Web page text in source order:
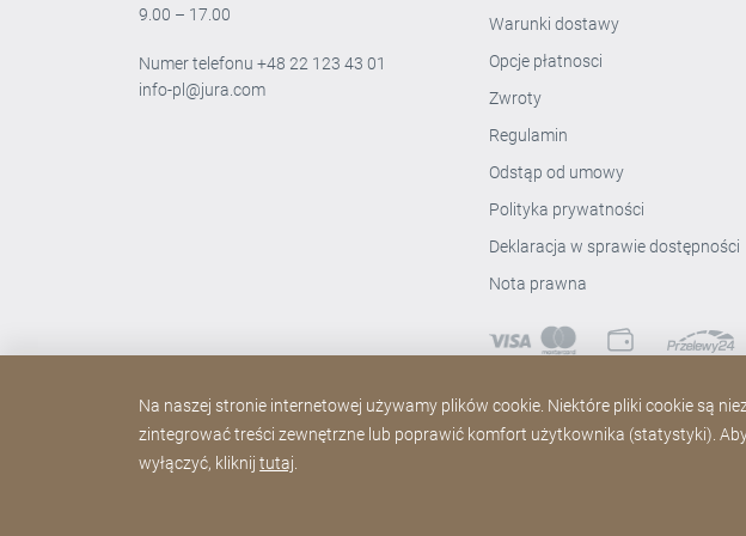
9.00 – 17.00
Numer telefonu+48 22 123 43 01
info-pl@jura.com
Warunki dostawy
Opcje płatnosci
Zwroty
Regulamin
Odstąp od umowy
Polityka prywatności
Deklaracja w sprawie dostępności
Nota prawna
Na naszej stronie internetowej używamy plików cookie. Niektóre pliki cookie są
zintegrować treści zewnętrzne lub poprawić komfort użytkownika (statystyki).
wyłączyć, kliknijtutaj